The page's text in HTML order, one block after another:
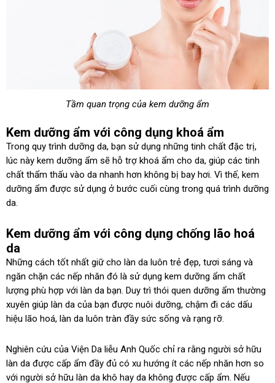
Tầm quan trọng của kem dưỡng ẩm
Kem dưỡng ẩm với công dụng khoá ẩm
Trong quy trình dưỡng da, bạn sử dụng những tinh chất đặc trị,
lúc này kem dưỡng ẩm sẽ hỗ trợ khoá ẩm cho da, giúp các tinh
chất thẩm thấu vào da nhanh hơn không bị bay hơi. Vì thế, kem
dưỡng ẩm được sử dụng ở bước cuối cùng trong quá trình dưỡng
da.
Kem dưỡng ẩm với công dụng chống lão hoá
da
Những cách tốt nhất giữ cho làn da luôn trẻ đẹp, tươi sáng và
ngăn chặn các nếp nhăn đó là sử dụng kem dưỡng ẩm chất
lượng phù hợp với làn da bạn. Duy trì thói quen dưỡng ẩm thường
xuyên giúp làn da của bạn được nuôi dưỡng, chậm đi các dấu
hiệu lão hoá, làn da luôn tràn đầy sức sống và rạng rỡ.
Nghiên cứu của Viện Da liễu Anh Quốc chỉ ra rằng người sở hữu
làn da được cấp ẩm đầy đủ có xu hướng ít các nếp nhăn hơn so
với người sở hữu làn da khô hay da không được cấp ẩm. Nếu